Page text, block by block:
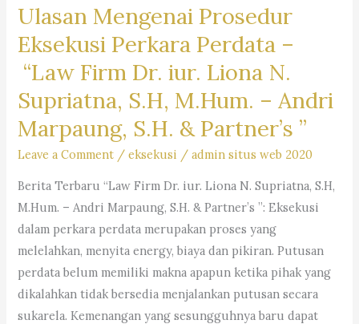
Law
Dr.
iur
Liona
N.
Supriatna.,
S.H.,
M.Hum.
–
Andri
Marpaung,
S.H.
&
Partners
Ulasan Mengenai Prosedur
Eksekusi Perkara Perdata –
“Law Firm Dr. iur. Liona N.
Supriatna, S.H, M.Hum. – Andri
Marpaung, S.H. & Partner’s ”
Leave a Comment /eksekusi /admin situs web 2020
Berita Terbaru “Law Firm Dr. iur. Liona N. Supriatna, S.H,
M.Hum. – Andri Marpaung, S.H. & Partner’s ”: Eksekusi
dalam perkara perdata merupakan proses yang
melelahkan, menyita energy, biaya dan pikiran. Putusan
perdata belum memiliki makna apapun ketika pihak yang
dikalahkan tidak bersedia menjalankan putusan secara
sukarela. Kemenangan yang sesungguhnya baru dapat